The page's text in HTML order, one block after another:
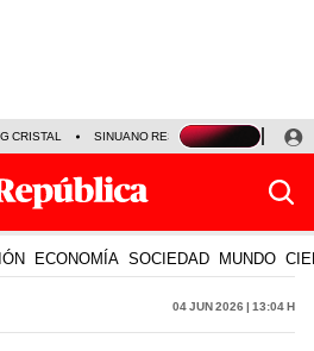
CRISTAL SINUANO RESULTADOS HOY
ECONOMÍA SOCIEDAD MUNDO
04 Jun 2026 | 13:04 h